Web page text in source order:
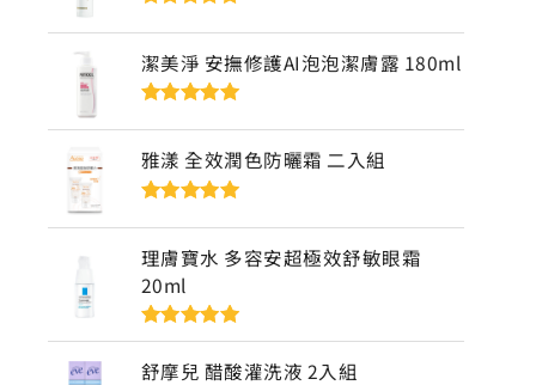
5
潔美淨 安撫修護AI泡泡潔膚露 180ml
5
雅漾 全效潤色防曬霜 二入組
5
理膚寶水 多容安超極效舒敏眼霜
20ml
評分5滿分
舒摩兒 醋酸灌洗液 2入組